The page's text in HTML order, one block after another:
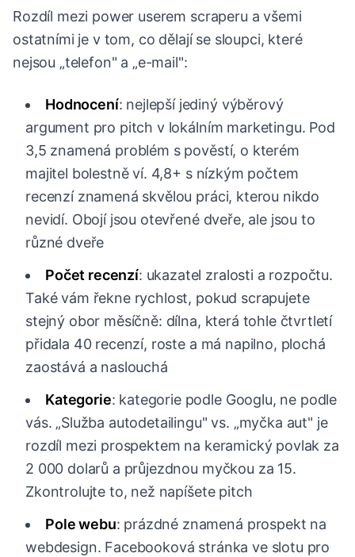
Rozdíl mezi power userem scraperu a všemi
ostatními je v tom, co dělají se sloupci, které
nejsou „telefon" a „e-mail":
Hodnocení: nejlepší jediný výběrový
argument pro pitch v lokálním marketingu. Pod
3,5 znamená problém s pověstí, o kterém
majitel bolestně ví. 4,8+ s nízkým počtem
recenzí znamená skvělou práci, kterou nikdo
nevidí. Obojí jsou otevřené dveře, ale jsou to
různé dveře
Počet recenzí: ukazatel zralosti a rozpočtu.
Také vám řekne rychlost, pokud scrapujete
stejný obor měsíčně: dílna, která tohle čtvrtletí
přidala 40 recenzí, roste a má napilno, plochá
zaostává a naslouchá
Kategorie: kategorie podle Googlu, ne podle
vás. „Služba autodetailingu" vs. „myčka aut" je
rozdíl mezi prospektem na keramický povlak za
2 000 dolarů a průjezdnou myčkou za 15.
Zkontrolujte to, než napíšete pitch
Pole webu: prázdné znamená prospekt na
webdesign. Facebooková stránka ve slotu pro